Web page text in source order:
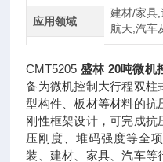
应用领域
建材/家具
航天,汽车
CMT5205 盛林 20吨微机
备为微机控制大行程双柱
型构件、板材等材料的抗
刚性框架设计，可完成
压刚度、堆码强度等全
装、建材、家具、汽车等